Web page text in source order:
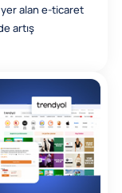
yer alan e-ticaret
artış